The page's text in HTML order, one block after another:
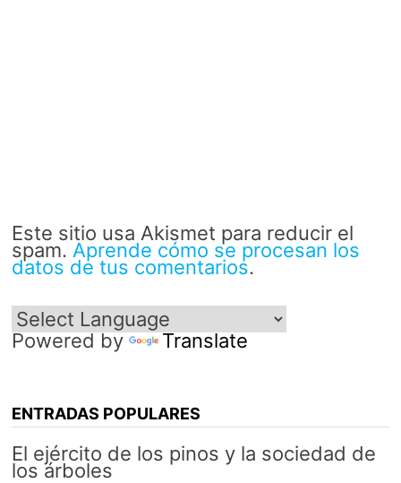
Este sitio usa Akismet para reducir el
spam. Aprende cómo se procesan los
datos de tus comentarios.
Powered by Translate
ENTRADAS POPULARES
El ejército de los pinos y la sociedad de
los árboles